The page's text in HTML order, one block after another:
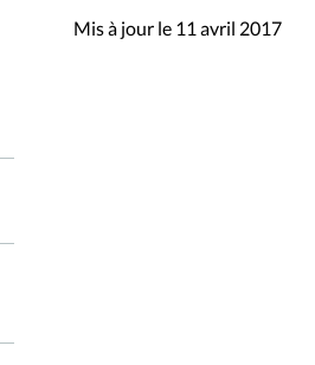
Mis à jour le 11 avril 2017